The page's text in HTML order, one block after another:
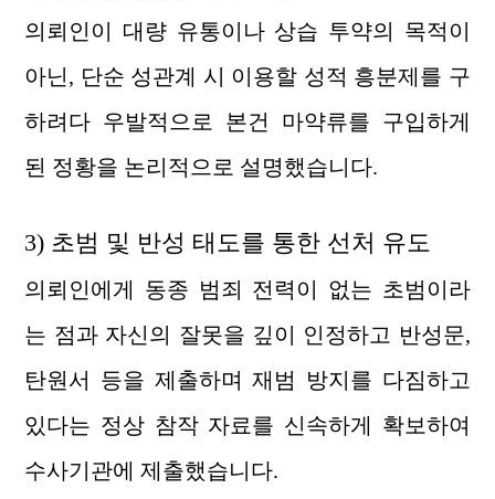
의뢰인이 대량 유통이나 상습 투약의 목적이
아닌, 단순 성관계 시 이용할 성적 흥분제를 구
하려다 우발적으로 본건 마약류를 구입하게
된 정황을 논리적으로 설명했습니다.
3) 초범 및 반성 태도를 통한 선처 유도
의뢰인에게 동종 범죄 전력이 없는 초범이라
는 점과 자신의 잘못을 깊이 인정하고 반성문,
탄원서 등을 제출하며 재범 방지를 다짐하고
있다는 정상 참작 자료를 신속하게 확보하여
수사기관에 제출했습니다.